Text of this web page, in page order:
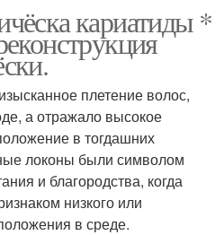
кариатиды *
плетение волос,
а отражало высокое
в тогдашних
локоны были символом
и благородства, когда
низкого или
в среде.